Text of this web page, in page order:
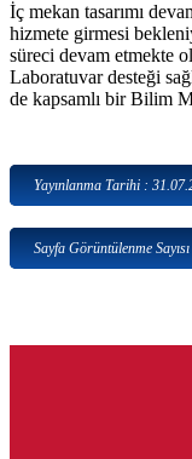
İç mekan tasarımı
hizmete girmesi
süreci devam etmekte
Laboratuvar desteği
de kapsamlı bir Bilim
Yayınlanma Tarihi :
Sayfa Görüntülenme